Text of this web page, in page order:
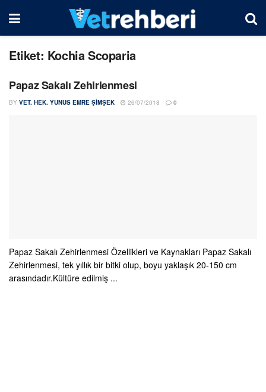
Etiket: Kochia Scoparia
Papaz Sakalı Zehirlenmesi
BY VET. HEK. YUNUS EMRE ŞIMŞEK 26/07/2018 0
Papaz Sakalı Zehirlenmesi Özellikleri ve Kaynakları Papaz Sakalı
Zehirlenmesi, tek yıllık bir bitki olup, boyu yaklaşık 20-150 cm
arasındadır.Kültüre edilmiş ...